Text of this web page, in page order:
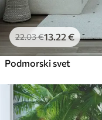
22.03€13.22 €
Podmorski svet